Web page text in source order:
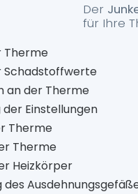
Der
für Ihre
Therme
Schadstoffwerte
an der Therme
Einstellungen
Therme
Therme
Heizkörper